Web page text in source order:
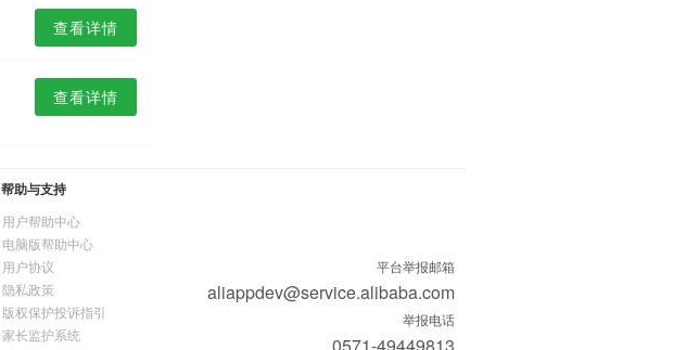
查看详情
查看详情
帮助与支持
用户帮助中心
电脑版帮助中心
用户协议
隐私政策
版权保护投诉指引
家长监护系统
平台举报邮箱
aliappdev@service.alibaba.com
举报电话